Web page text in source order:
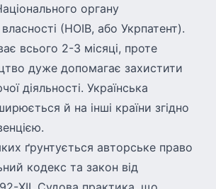
органу
власності (НОІВ, або Укрпатент).
всього 2-3 місяці, проте
дуже допомагає захистити
діяльності. Українська
й на інші країни згідно
.
ґрунтується авторське право
кодекс та закон від